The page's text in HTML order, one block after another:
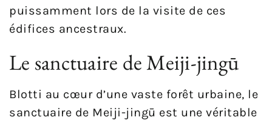
puissamment lors de la visite de ces
édifices ancestraux.
Le sanctuaire de Meiji-jingū
Blotti au cœur d’une vaste forêt urbaine, le
sanctuaire de Meiji-jingū est une véritable